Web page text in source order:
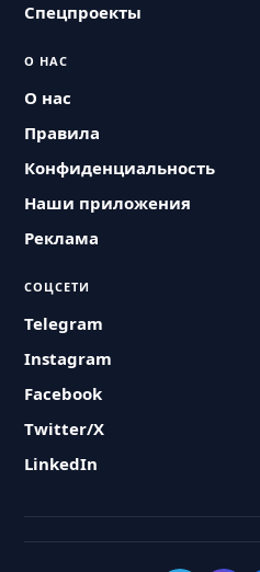
Спецпроекты
О НАС
О нас
Правила
Конфиденциальность
Наши приложения
Реклама
СОЦСЕТИ
Telegram
Instagram
Facebook
Twitter/X
LinkedIn